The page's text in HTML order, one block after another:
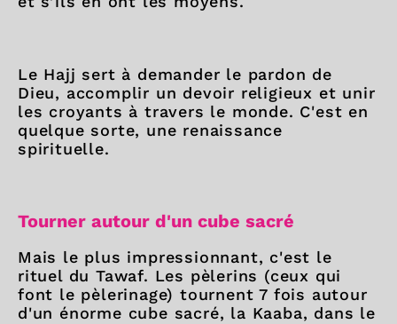
Le Hajj sert à demander le pardon de
Dieu, accomplir un devoir religieux et unir
les croyants à travers le monde. C'est en
quelque sorte, une renaissance
spirituelle.
Tourner autour d'un cube sacré
Mais le plus impressionnant, c'est le
rituel du Tawaf. Les pèlerins (ceux qui
font le pèlerinage) tournent 7 fois autour
d'un énorme cube sacré, la Kaaba, dans le